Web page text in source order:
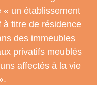
« un établissement
titre de résidence
des immeubles
privatifs meublés
affectés à la vie